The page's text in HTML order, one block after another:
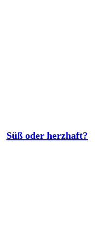
Süß oder herzhaft?